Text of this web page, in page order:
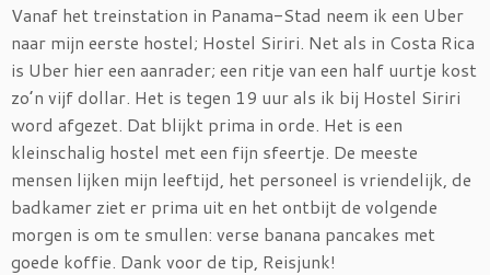
Vanaf het treinstation in Panama-Stad neem ik een Uber
naar mijn eerste hostel; Hostel Siriri. Net als in Costa Rica
is Uber hier een aanrader; een ritje van een half uurtje kost
zo’n vijf dollar. Het is tegen 19 uur als ik bij Hostel Siriri
word afgezet. Dat blijkt prima in orde. Het is een
kleinschalig hostel met een fijn sfeertje. De meeste
mensen lijken mijn leeftijd, het personeel is vriendelijk, de
badkamer ziet er prima uit en het ontbijt de volgende
morgen is om te smullen: verse banana pancakes met
goede koffie. Dank voor de tip, Reisjunk!